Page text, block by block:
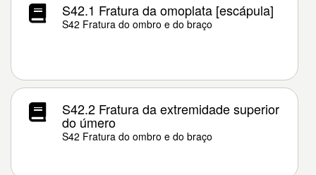
S42.1 Fratura da omoplata [escápula]
S42 Fratura do ombro e do braço
S42.2 Fratura da extremidade superior
do úmero
S42 Fratura do ombro e do braço